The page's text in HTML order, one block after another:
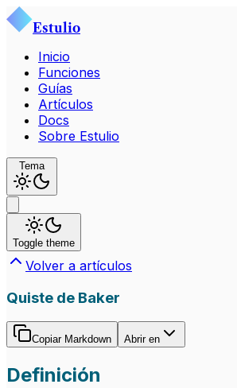
Estulio
Inicio
Funciones
Guías
Artículos
Docs
Sobre Estulio
Tema
Toggle theme
Volver a artículos
Quiste de Baker
Copiar Markdown Abrir en
Definición